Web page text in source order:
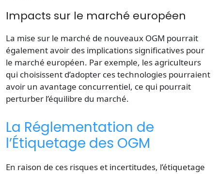
Impacts sur le marché européen
La mise sur le marché de nouveaux OGM pourrait
également avoir des implications significatives pour
le marché européen. Par exemple, les agriculteurs
qui choisissent d’adopter ces technologies pourraient
avoir un avantage concurrentiel, ce qui pourrait
perturber l’équilibre du marché.
La Réglementation de
l’Étiquetage des OGM
En raison de ces risques et incertitudes, l’étiquetage